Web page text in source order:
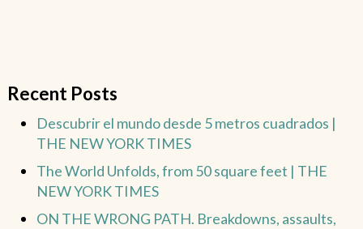
Recent Posts
Descubrir el mundo desde 5 metros cuadrados |
THE NEW YORK TIMES
The World Unfolds, from 50 square feet | THE
NEW YORK TIMES
ON THE WRONG PATH. Breakdowns, assaults,